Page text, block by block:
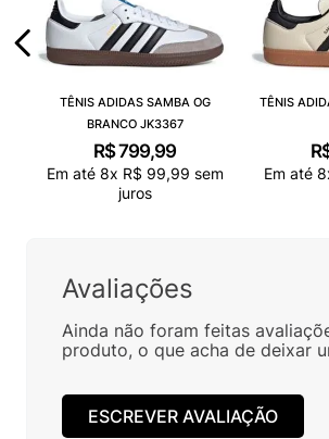
TÊNIS ADIDAS SAMBA OG
BRANCO JK3367
R$799,99
Em até 8x R$ 99,99 sem
juros
TÊNIS
Em até 8
Avaliações
Ainda não foram feitas
produto, o que acha de deixar
ESCREVER AVALIAÇÃO